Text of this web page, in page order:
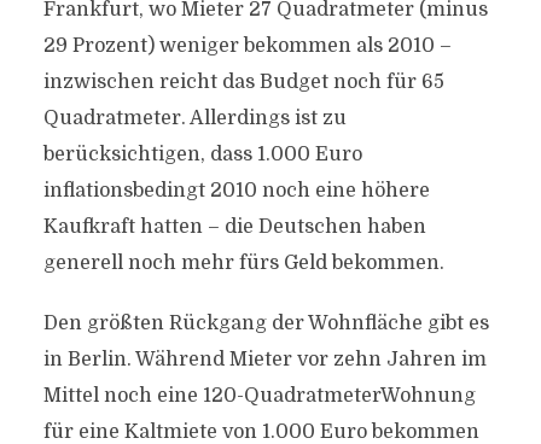
Frankfurt, wo Mieter 27 Quadratmeter (minus
29 Prozent) weniger bekommen als 2010 –
inzwischen reicht das Budget noch für 65
Quadratmeter. Allerdings ist zu
berücksichtigen, dass 1.000 Euro
inflationsbedingt 2010 noch eine höhere
Kaufkraft hatten – die Deutschen haben
generell noch mehr fürs Geld bekommen.
Den größten Rückgang der Wohnfläche gibt es
in Berlin. Während Mieter vor zehn Jahren im
Mittel noch eine 120-QuadratmeterWohnung
für eine Kaltmiete von 1.000 Euro bekommen